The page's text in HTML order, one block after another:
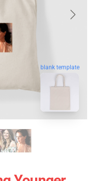
blank template